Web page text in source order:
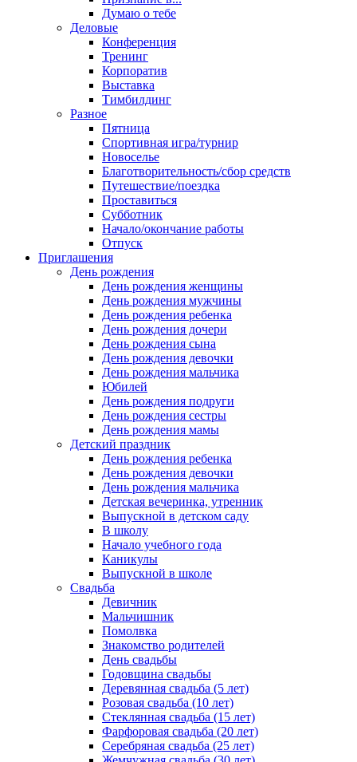
Думаю о тебе
Деловые
Конференция
Тренинг
Корпоратив
Выставка
Тимбилдинг
Разное
Пятница
Спортивная игра/турнир
Новоселье
Благотворительность/сбор средств
Путешествие/поездка
Проставиться
Субботник
Начало/окончание работы
Отпуск
Приглашения
День рождения
День рождения женщины
День рождения мужчины
День рождения ребенка
День рождения дочери
День рождения сына
День рождения девочки
День рождения мальчика
Юбилей
День рождения подруги
День рождения сестры
День рождения мамы
Детский праздник
День рождения ребенка
День рождения девочки
День рождения мальчика
Детская вечеринка, утренник
Выпускной в детском саду
В школу
Начало учебного года
Каникулы
Выпускной в школе
Свадьба
Девичник
Мальчишник
Помолвка
Знакомство родителей
День свадьбы
Годовщина свадьбы
Деревянная свадьба (5 лет)
Розовая свадьба (10 лет)
Стеклянная свадьба (15 лет)
Фарфоровая свадьба (20 лет)
Серебряная свадьба (25 лет)